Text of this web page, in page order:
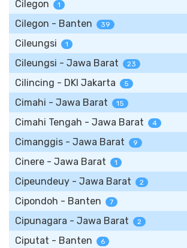
Cilegon 1
Cilegon - Banten 39
Cileungsi 1
Cileungsi - Jawa Barat 23
Cilincing - DKI Jakarta 5
Cimahi - Jawa Barat 15
Cimahi Tengah - Jawa Barat 4
Cimanggis - Jawa Barat 9
Cinere - Jawa Barat 1
Cipeundeuy - Jawa Barat 2
Cipondoh - Banten 7
Cipunagara - Jawa Barat 2
Ciputat - Banten 6